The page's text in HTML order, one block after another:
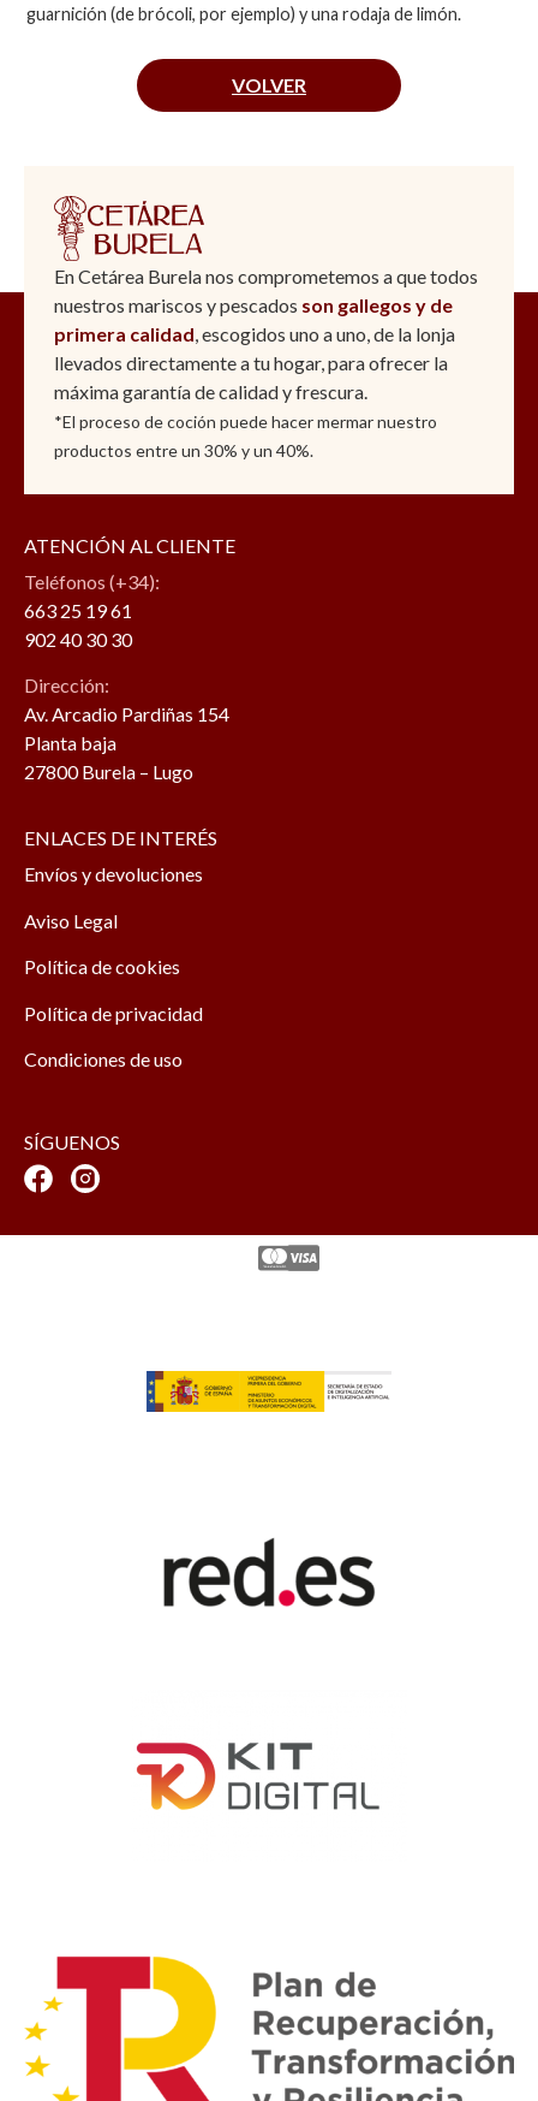
guarnición (de brócoli, por ejemplo) y una rodaja de limón.
VOLVER
En Cetárea Burela nos comprometemos a que todos
nuestros mariscos y pescados son gallegos y de
primera calidad, escogidos uno a uno, de la lonja
llevados directamente a tu hogar, para ofrecer la
máxima garantía de calidad y frescura.
*El proceso de coción puede hacer mermar nuestro
productos entre un 30% y un 40%.
ATENCIÓN AL CLIENTE
Teléfonos (+34):
663 25 19 61
902 40 30 30
Dirección:
Av. Arcadio Pardiñas 154
Planta baja
27800 Burela – Lugo
ENLACES DE INTERÉS
Envíos y devoluciones
Aviso Legal
Política de cookies
Política de privacidad
Condiciones de uso
SÍGUENOS